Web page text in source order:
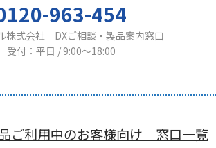
963-454
株式会社 DXご相談・製品案内窓口
受付：平日 / 9:00〜18:00
ご利用中のお客様向け 窓口一覧